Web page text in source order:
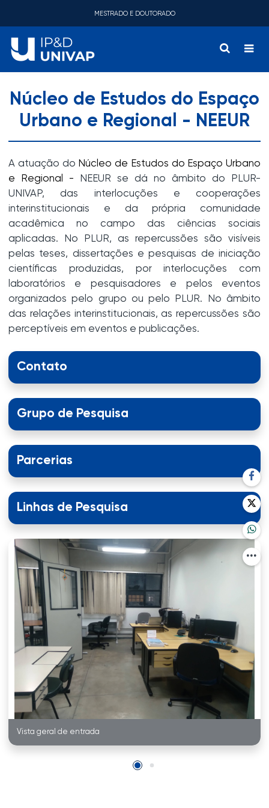
MESTRADO E DOUTORADO
Núcleo de Estudos do Espaço
Urbano e Regional - NEEUR
A atuação do Núcleo de Estudos do Espaço Urbano
e Regional -
NEEUR se dá no âmbito do PLUR-
UNIVAP, das interlocuções e cooperações
interinstitucionais e da própria comunidade
acadêmica no campo das ciências sociais
aplicadas. No PLUR, as repercussões são visíveis
pelas teses, dissertações e pesquisas de iniciação
científicas produzidas, por interlocuções com
laboratórios e pesquisadores e pelos eventos
organizados pelo grupo ou pelo PLUR. No âmbito
das relações interinstitucionais, as repercussões são
perceptíveis em eventos e publicações.
Contato
Grupo de Pesquisa
Parcerias
Linhas de Pesquisa
Vista geral de entrada